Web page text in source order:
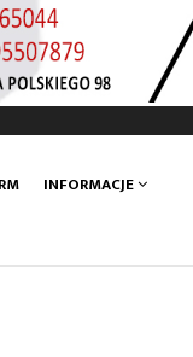
INFORMACJE